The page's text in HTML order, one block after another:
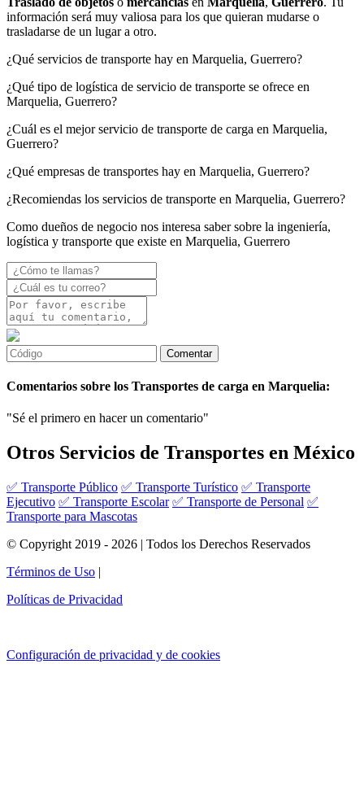
información será muy valiosa para los que quieran mudarse o
trasladarse de un lugar a otro.
¿Qué servicios de transporte hay en Marquelia, Guerrero?
¿Qué tipo de logística de servicio de transporte se ofrece en
Marquelia, Guerrero?
¿Cuál es el mejor servicio de transporte de carga en Marquelia,
Guerrero?
¿Qué empresas de transportes hay en Marquelia, Guerrero?
¿Recomiendas los servicios de transporte en Marquelia, Guerrero?
Como dueños de negocio nos interesa saber sobre la ingeniería,
logística y transporte que existe en Marquelia, Guerrero
Comentarios sobre los Transportes de carga en Marquelia:
"Sé el primero en hacer un comentario"
Otros Servicios de Transportes en México
✅ Transporte Público ✅ Transporte Turístico ✅ Transporte
Ejecutivo ✅ Transporte Escolar ✅ Transporte de Personal ✅
Transporte para Mascotas
© Copyright 2019 - 2026 | Todos los Derechos Reservados
Términos de Uso |
Políticas de Privacidad
Configuración de privacidad y de cookies